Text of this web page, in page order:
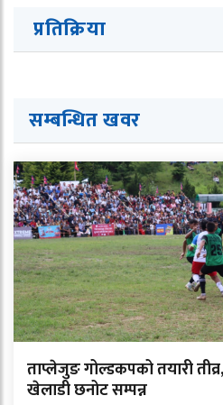
प्रतिक्रिया
सम्बन्धित खवर
ताप्लेजुङ गोल्डकपको तयारी
खेलाडी छनोट सम्पन्न